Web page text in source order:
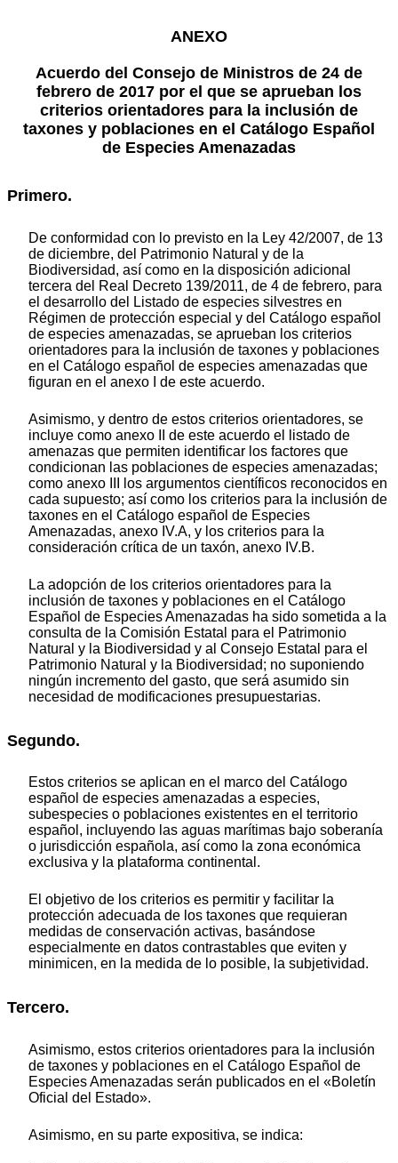
ANEXO
Acuerdo del Consejo de Ministros de 24 de
febrero de 2017 por el que se aprueban los
criterios orientadores para la inclusión de
taxones y poblaciones en el Catálogo Español
de Especies Amenazadas
Primero.
De conformidad con lo previsto en la Ley 42/2007, de 13
de diciembre, del Patrimonio Natural y de la
Biodiversidad, así como en la disposición adicional
tercera del Real Decreto 139/2011, de 4 de febrero, para
el desarrollo del Listado de especies silvestres en
Régimen de protección especial y del Catálogo español
de especies amenazadas, se aprueban los criterios
orientadores para la inclusión de taxones y poblaciones
en el Catálogo español de especies amenazadas que
figuran en el anexo I de este acuerdo.
Asimismo, y dentro de estos criterios orientadores, se
incluye como anexo II de este acuerdo el listado de
amenazas que permiten identificar los factores que
condicionan las poblaciones de especies amenazadas;
como anexo III los argumentos científicos reconocidos en
cada supuesto; así como los criterios para la inclusión de
taxones en el Catálogo español de Especies
Amenazadas, anexo IV.A, y los criterios para la
consideración crítica de un taxón, anexo IV.B.
La adopción de los criterios orientadores para la
inclusión de taxones y poblaciones en el Catálogo
Español de Especies Amenazadas ha sido sometida a la
consulta de la Comisión Estatal para el Patrimonio
Natural y la Biodiversidad y al Consejo Estatal para el
Patrimonio Natural y la Biodiversidad; no suponiendo
ningún incremento del gasto, que será asumido sin
necesidad de modificaciones presupuestarias.
Segundo.
Estos criterios se aplican en el marco del Catálogo
español de especies amenazadas a especies,
subespecies o poblaciones existentes en el territorio
español, incluyendo las aguas marítimas bajo soberanía
o jurisdicción española, así como la zona económica
exclusiva y la plataforma continental.
El objetivo de los criterios es permitir y facilitar la
protección adecuada de los taxones que requieran
medidas de conservación activas, basándose
especialmente en datos contrastables que eviten y
minimicen, en la medida de lo posible, la subjetividad.
Tercero.
Asimismo, estos criterios orientadores para la inclusión
de taxones y poblaciones en el Catálogo Español de
Especies Amenazadas serán publicados en el «Boletín
Oficial del Estado».
Asimismo, en su parte expositiva, se indica: